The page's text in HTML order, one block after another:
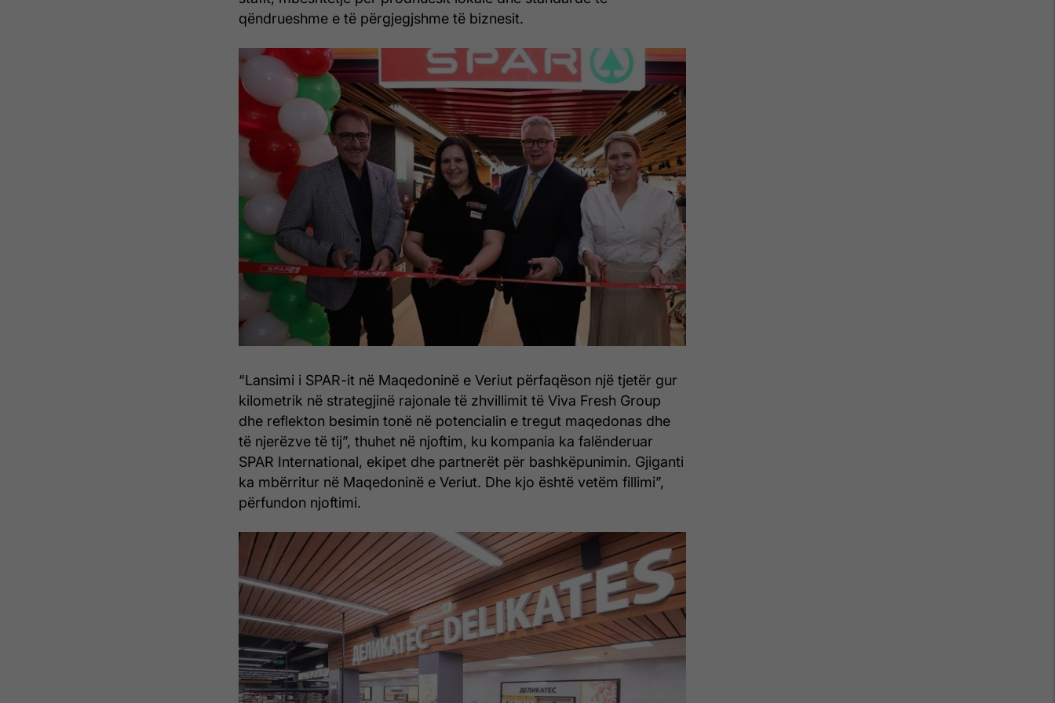
qëndrueshme e të përgjegjshme të biznesit.
“Lansimi i SPAR-it në Maqedoninë e Veriut përfaqëson një tjetër gur
kilometrik në strategjinë rajonale të zhvillimit të Viva Fresh Group
dhe reflekton besimin tonë në potencialin e tregut maqedonas dhe
të njerëzve të tij”, thuhet në njoftim, ku kompania ka falënderuar
SPAR International, ekipet dhe partnerët për bashkëpunimin. Gjiganti
ka mbërritur në Maqedoninë e Veriut. Dhe kjo është vetëm fillimi”,
përfundon njoftimi.